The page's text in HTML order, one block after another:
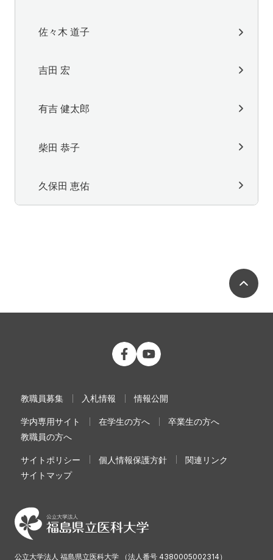
佐々木 道子
吉田 宏
有吉 健太郎
柴田 恭子
久保田 恵佑
公立大学法人 福島県立医科大学
教職員募集 入札情報 情報公開
学内専用サイト 在学生の方へ
卒業生の方へ
教職員の方へ
サイトポリシー 個人情報保護方針
関連リンク
サイトマップ
公立大学法人 福島県立医科大学 （法人番号 4380005002314）